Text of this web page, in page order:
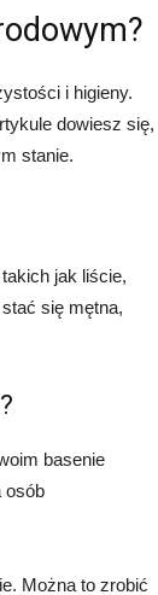
i higieny.
dowiesz się,
stanie.
jak liście,
się mętna,
basenie
osób
Można to zrobić